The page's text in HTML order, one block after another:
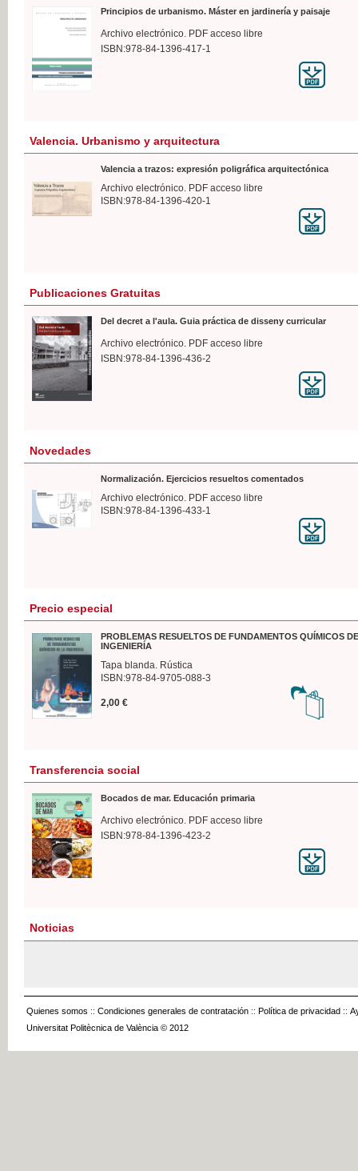
Principios de urbanismo. Máster en jardinería y paisaje
Archivo electrónico. PDF acceso libre
ISBN:978-84-1396-417-1
Valencia. Urbanismo y arquitectura
Valencia a trazos: expresión poligráfica arquitectónica
Archivo electrónico. PDF acceso libre
ISBN:978-84-1396-420-1
Publicaciones Gratuitas
Del decret a l'aula. Guia práctica de disseny curricular
Archivo electrónico. PDF acceso libre
ISBN:978-84-1396-436-2
Novedades
Normalización. Ejercicios resueltos comentados
Archivo electrónico. PDF acceso libre
ISBN:978-84-1396-433-1
Precio especial
PROBLEMAS RESUELTOS DE FUNDAMENTOS QUÍMICOS
INGENIERÍA
Tapa blanda. Rústica
ISBN:978-84-9705-088-3
2,00 €
Transferencia social
Bocados de mar. Educación primaria
Archivo electrónico. PDF acceso libre
ISBN:978-84-1396-423-2
Noticias
Quienes somos :: Condiciones generales de contratación :: Política de privacidad ::
Universitat Politècnica de València © 2012